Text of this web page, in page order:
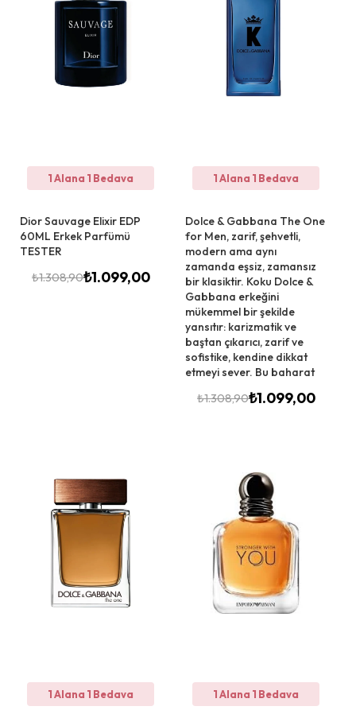
1 Alana 1 Bedava
Dior Sauvage Elixir EDP
60ML Erkek Parfümü
TESTER
₺1.308,90₺1.099,00
1 Alana 1 Bedava
Dolce & Gabbana The One
for Men, zarif, şehvetli,
modern ama aynı
zamanda eşsiz, zamansız
bir klasiktir. Koku Dolce &
Gabbana erkeğini
mükemmel bir şekilde
yansıtır: karizmatik ve
baştan çıkarıcı, zarif ve
sofistike, kendine dikkat
etmeyi sever. Bu baharat
₺1.308,90₺1.099,00
1 Alana 1 Bedava 1 Alana 1 Bedava